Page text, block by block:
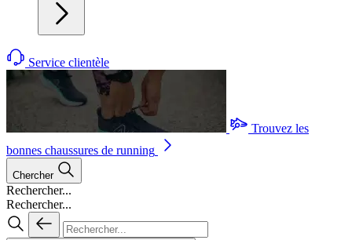
Service clientèle
Trouvez les
bonnes chaussures de running
Chercher
Rechercher...
Rechercher...